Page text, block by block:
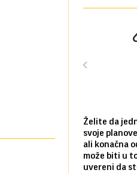
Želite da
svoje
ali konačna
može biti u
uvereni da